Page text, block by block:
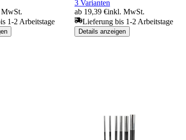
1-2 Arbeitstage
3 Varianten
ab 19,39 €inkl. MwSt.
Lieferung bis 1-2 Arbeitstage
Details anzeigen